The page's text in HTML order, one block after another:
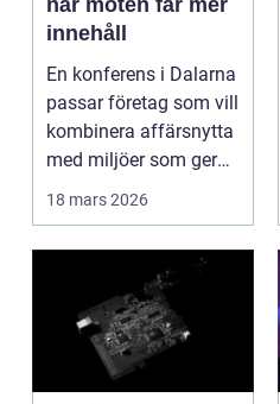
innehåll
En konferens i Dalarna
passar företag som vill
kombinera affärsnytta
med miljöer som ger
18 mars 2026